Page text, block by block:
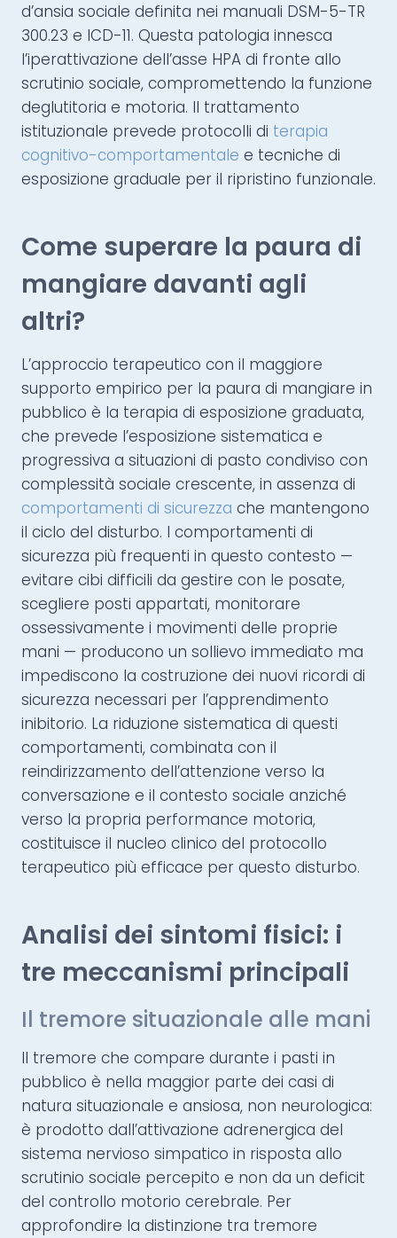
d’ansia sociale definita nei manuali DSM-5-TR
300.23 e ICD-11. Questa patologia innesca
l’iperattivazione dell’asse HPA di fronte allo
scrutinio sociale, compromettendo la funzione
deglutitoria e motoria. Il trattamento
istituzionale prevede protocolli di terapia
cognitivo-comportamentale e tecniche di
esposizione graduale per il ripristino funzionale.
Come superare la paura di
mangiare davanti agli
altri?
L’approccio terapeutico con il maggiore
supporto empirico per la paura di mangiare in
pubblico è la terapia di esposizione graduata,
che prevede l’esposizione sistematica e
progressiva a situazioni di pasto condiviso con
complessità sociale crescente, in assenza di
comportamenti di sicurezza che mantengono
il ciclo del disturbo. I comportamenti di
sicurezza più frequenti in questo contesto —
evitare cibi difficili da gestire con le posate,
scegliere posti appartati, monitorare
ossessivamente i movimenti delle proprie
mani — producono un sollievo immediato ma
impediscono la costruzione dei nuovi ricordi di
sicurezza necessari per l’apprendimento
inibitorio. La riduzione sistematica di questi
comportamenti, combinata con il
reindirizzamento dell’attenzione verso la
conversazione e il contesto sociale anziché
verso la propria performance motoria,
costituisce il nucleo clinico del protocollo
terapeutico più efficace per questo disturbo.
Analisi dei sintomi fisici: i
tre meccanismi principali
Il tremore situazionale alle mani
Il tremore che compare durante i pasti in
pubblico è nella maggior parte dei casi di
natura situazionale e ansiosa, non neurologica:
è prodotto dall’attivazione adrenergica del
sistema nervioso simpatico in risposta allo
scrutinio sociale percepito e non da un deficit
del controllo motorio cerebrale. Per
approfondire la distinzione tra tremore